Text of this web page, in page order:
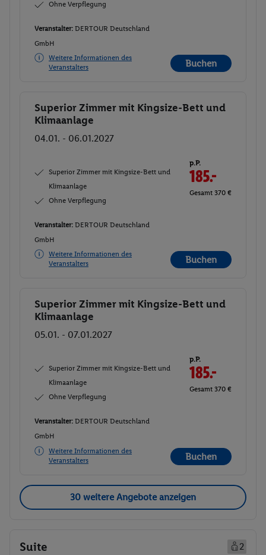
Ohne Verpflegung
Veranstalter: DERTOUR Deutschland
GmbH
Weitere Informationen des
Veranstalters
Buchen
Buchen
Superior Zimmer mit Kingsize-Bett und
Klimaanlage
04.01. - 06.01.2027
Superior Zimmer mit Kingsize-Bett und
Klimaanlage
Ohne Verpflegung
p.P.
185.-
Gesamt 370 €
Veranstalter: DERTOUR Deutschland
GmbH
Weitere Informationen des
Veranstalters
Buchen
Buchen
Superior Zimmer mit Kingsize-Bett und
Klimaanlage
05.01. - 07.01.2027
Superior Zimmer mit Kingsize-Bett und
Klimaanlage
Ohne Verpflegung
p.P.
185.-
Gesamt 370 €
Veranstalter: DERTOUR Deutschland
GmbH
Weitere Informationen des
Veranstalters
Buchen
30 weitere Angebote anzeigen
Suite
2